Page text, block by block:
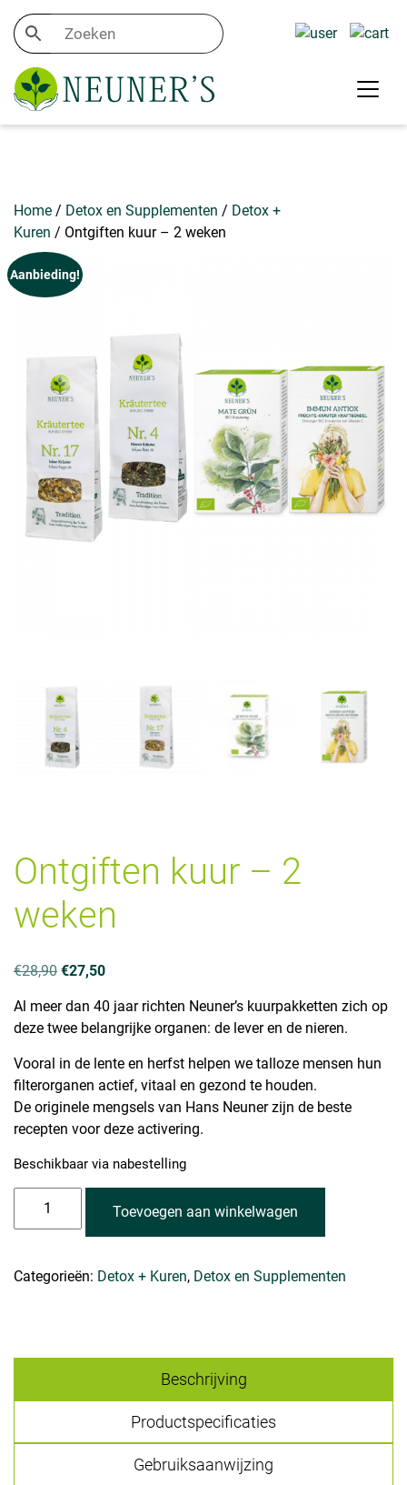
Home / Detox en Supplementen / Detox +
Kuren / Ontgiften kuur – 2 weken
Aanbieding!
Ontgiften kuur – 2
weken
€28,90 Oorspronkelijke
was:
€28,90.
€27,50Huidige
is:
€27,50.
Al meer dan 40 jaar richten Neuner’s kuurpakketten zich op
deze twee belangrijke organen: de lever en de nieren.
Vooral in de lente en herfst helpen we talloze mensen hun
filterorganen actief, vitaal en gezond te houden.
De originele mengsels van Hans Neuner zijn de beste
recepten voor deze activering.
Beschikbaar via nabestelling
weken
Toevoegen aan winkelwagen
Categorieën: Detox + Kuren, Detox en Supplementen
Beschrijving
Productspecificaties
Gebruiksaanwijzing